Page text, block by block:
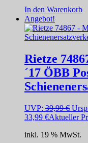
In den Warenkorb
Angebot!
Rietze
´17 ÖBB
UVP: 39,99€
33,99 €Aktueller
inkl. 19 % MwSt.